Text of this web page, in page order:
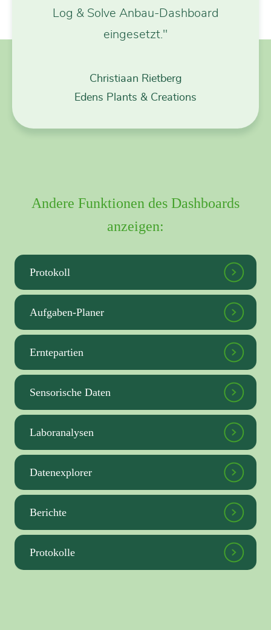
Log & Solve Anbau-Dashboard
eingesetzt."
Christiaan Rietberg
Edens Plants & Creations
Andere Funktionen des Dashboards
anzeigen:
Protokoll
Aufgaben-Planer
Erntepartien
Sensorische Daten
Laboranalysen
Datenexplorer
Berichte
Protokolle